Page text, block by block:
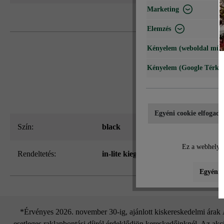
Szín: black
Rendeltetés: in-lite kiegészítők
*Érvényes 2026. november 30-ig, ajánlott kiskereskedelmi
Marketing
Elemzés
Kényelem (weboldal
Kényelem (Google
Egyéni cookie
Ez a webhely
Egyéni